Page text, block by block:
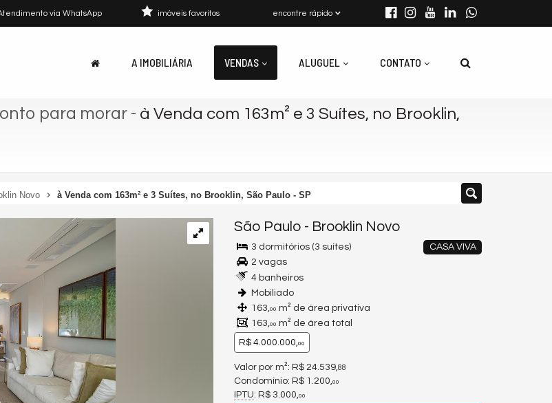
via WhatsApp encontre rápido
imóveis favoritos
A IMOBILIÁRIA VENDAS ALUGUEL CONTATO
para morar - à Venda com 163m² e 3 Suítes, no Brooklin,
Novo à Venda com 163m² e 3 Suítes, no Brooklin, São Paulo - SP
São Paulo - Brooklin Novo
CASA VIVA
3 dormitórios (3 suítes)
2 vagas
4 banheiros
Mobiliado
163,00 m² de área privativa
163,00 m² de área total
R$ 4.000.000,00
Valor por m²: R$ 24.539, 88
Condomínio: R$ 1.200, 00
IPTU: R$ 3.000, 00